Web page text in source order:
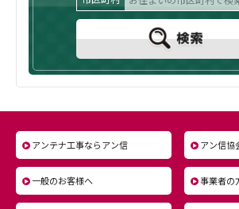
アンテナ工事ならアン信 アン信協
一般のお客様へ 事業者の